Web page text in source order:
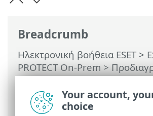
Breadcrumb
Ηλεκτρονική βοήθεια ESET>
PROTECT On-Prem>
Υποστηριζόμενα
περιήγησης στο διαδίκτυο,
ασφάλειας ESET και γλώσσες
Your account,
choice